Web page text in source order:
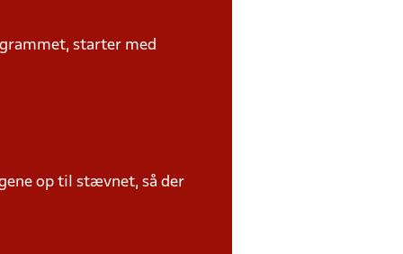
starter med
op til stævnet, så der